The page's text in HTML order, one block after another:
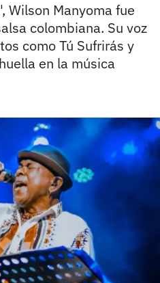
Wilson Manyoma fue
colombiana. Su voz
como Tú Sufrirás y
en la música